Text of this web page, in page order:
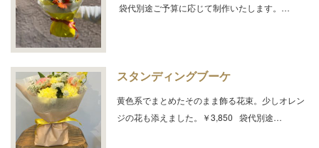
袋代別途ご予算に応じて制作いたします。…
スタンディングブーケ
黄色系でまとめたそのまま飾る花束。少しオレン
ジの花も添えました。￥3,850 袋代別途…